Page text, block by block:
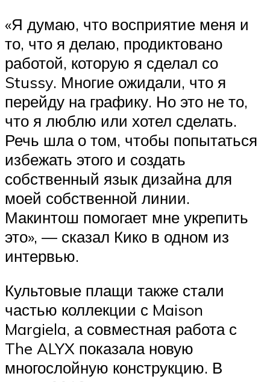
«Я думаю, что восприятие меня и
то, что я делаю, продиктовано
работой, которую я сделал со
Stussy. Многие ожидали, что я
перейду на графику. Но это не то,
что я люблю или хотел сделать.
Речь шла о том, чтобы попытаться
избежать этого и создать
собственный язык дизайна для
моей собственной линии.
Макинтош помогает мне укрепить
это», — сказал Кико в одном из
интервью.
Культовые плащи также стали
частью коллекции с Maison
Margiela, а совместная работа с
The ALYX показала новую
многослойную конструкцию. В